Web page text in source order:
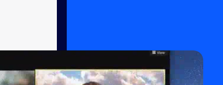
soluções que os clientes Zoom estão buscando no